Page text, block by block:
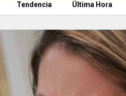
Tendencia Última Hora